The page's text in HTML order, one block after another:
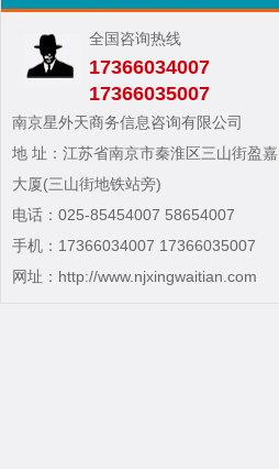
全国咨询热线
17366034007
17366035007
南京星外天商务信息咨询有限公司
地 址：江苏省南京市秦淮区三山街盈嘉
大厦(三山街地铁站旁)
电话：025-85454007 58654007
手机：17366034007 17366035007
网址： http://www.njxingwaitian.com